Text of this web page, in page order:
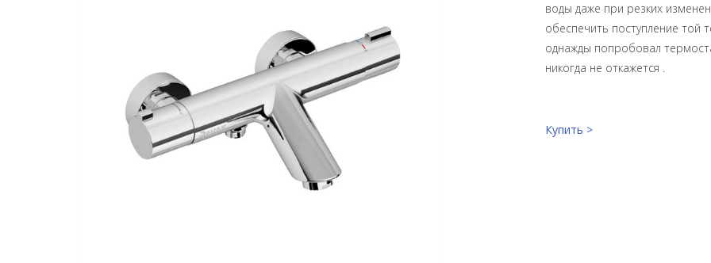
воды даже при резких
обеспечить поступление той
однажды попробовал
никогда не откажется .
Купить >